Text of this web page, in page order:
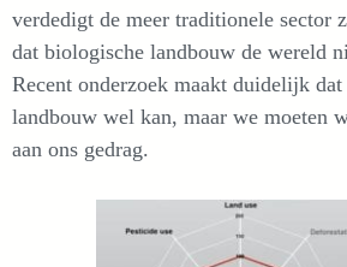
verdedigt de meer traditionele sector
dat biologische landbouw de wereld
Recent onderzoek maakt duidelijk
landbouw wel kan, maar we moeten
aan ons gedrag.